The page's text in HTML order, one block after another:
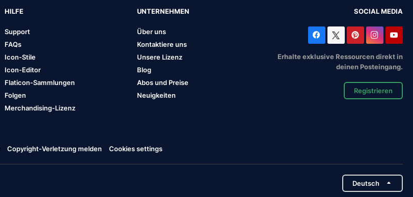
HILFE
Support
FAQs
Icon-Stile
Icon-Editor
Flaticon-Sammlungen
Folgen
Merchandising-Lizenz
UNTERNEHMEN
Über uns
Kontaktiere uns
Unsere Lizenz
Blog
Abos und Preise
Neuigkeiten
SOCIAL MEDIA
Erhalte exklusive Ressourcen direkt in
deinen Posteingang.
Registrieren
Copyright-Verletzung melden Cookies settings
Deutsch